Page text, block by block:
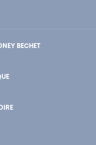
BECHET